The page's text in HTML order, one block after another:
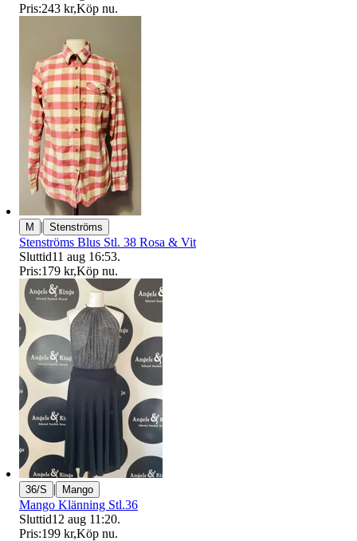
Pris:243 kr,Köp nu.
M | Stenströms
Stenströms Blus Stl. 38 Rosa & Vit
Sluttid11 aug 16:53.
Pris:179 kr,Köp nu.
36/S | Mango
Mango Klänning Stl.36
Sluttid12 aug 11:20.
Pris:199 kr,Köp nu.